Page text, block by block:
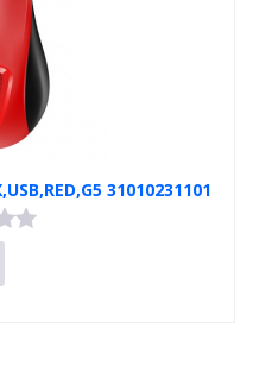
31010231101